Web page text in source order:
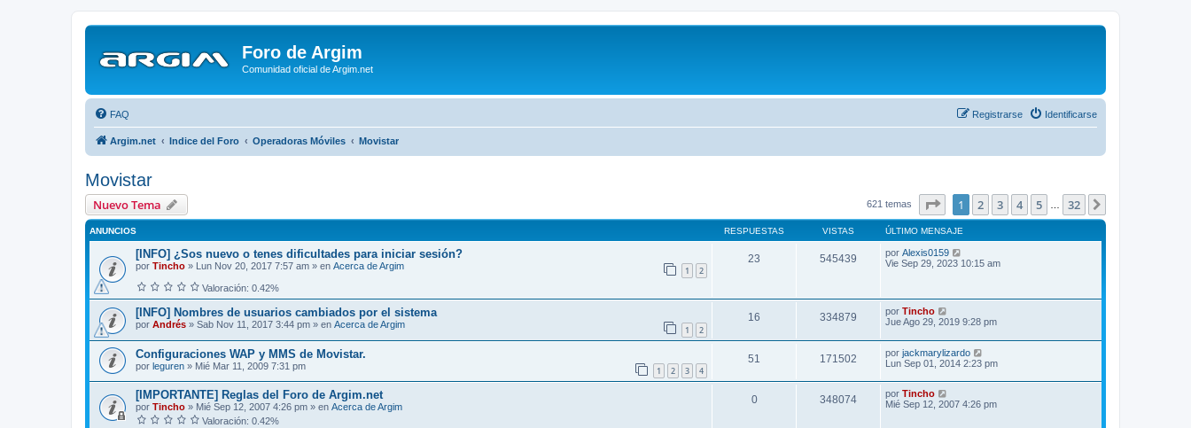
Foro de Argim
Comunidad oficial de Argim.net
FAQ Identificarse
Registrarse
Argim.net Indice del Foro Operadoras Móviles Movistar
Movistar
Nuevo Tema 621 temas Página1 de 32
1 2 3 4 5 32
ANUNCIOS RESPUESTAS VISTAS ÚLTIMO MENSAJE
[INFO] ¿Sos nuevo o tenes dificultades para iniciar sesión?
por Tincho » Lun Nov 20, 2017 7:57 am » en Acerca de Argim 1 2
Valoración: 0.42%
23 545439 por Alexis0159
Vie Sep 29, 2023 10:15 am
[INFO] Nombres de usuarios cambiados por el sistema
por Andrés » Sab Nov 11, 2017 3:44 pm » en Acerca de Argim 1 2
16 334879 por Tincho
Jue Ago 29, 2019 9:28 pm
Configuraciones WAP y MMS de Movistar.
por leguren » Mié Mar 11, 2009 7:31 pm 1 2 3 4
51 171502 por jackmarylizardo
Lun Sep 01, 2014 2:23 pm
[IMPORTANTE] Reglas del Foro de Argim.net
por Tincho » Mié Sep 12, 2007 4:26 pm » en Acerca de Argim
Valoración: 0.42%
0 348074 por Tincho
Mié Sep 12, 2007 4:26 pm